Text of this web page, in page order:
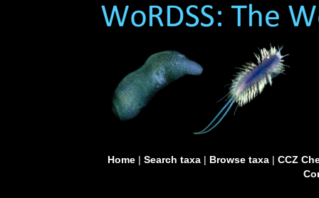
Home| Search taxa| Browse taxa| CCZ